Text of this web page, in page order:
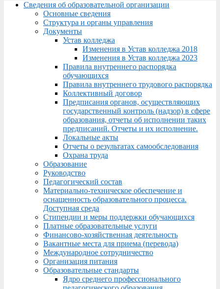
Menu
Сведения об образовательной организации
Основные сведения
Структура и органы управления
Документы
Устав колледжа
Изменения в Устав колледжа 2018
Изменения в Устав колледжа 2023
Правила внутреннего распорядка
обучающихся
Правила внутреннего трудового распорядка
Коллективный договор
Предписания органов, осуществляющих
государственный контроль (надзор) в сфере
образования, отчеты об исполнении таких
предписаний. Отчеты и их исполнение.
Локальные акты
Отчеты о результатах самообследования
Охрана труда
Образование
Руководство
Педагогический состав
Материально-техническое обеспечение и
оснащенность образовательного процесса.
Доступная среда
Стипендии и меры поддержки обучающихся
Платные образовательные услуги
Финансово-хозяйственная деятельность
Вакантные места для приема (перевода)
Международное сотрудничество
Организация питания
Образовательные стандарты
Ядро среднего профессионального